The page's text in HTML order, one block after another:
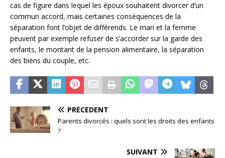
cas de figure dans lequel les époux souhaitent divorcer d’un
commun accord, mais certaines conséquences de la
séparation font l’objet de différends. Le mari et la femme
peuvent par exemple refuser de s’accorder sur la garde des
enfants, le montant de la pension alimentaire, la séparation
des biens du couple, etc.
PRÉCÉDENT
Parents divorcés : quels sont les droits des enfants
?
SUIVANT